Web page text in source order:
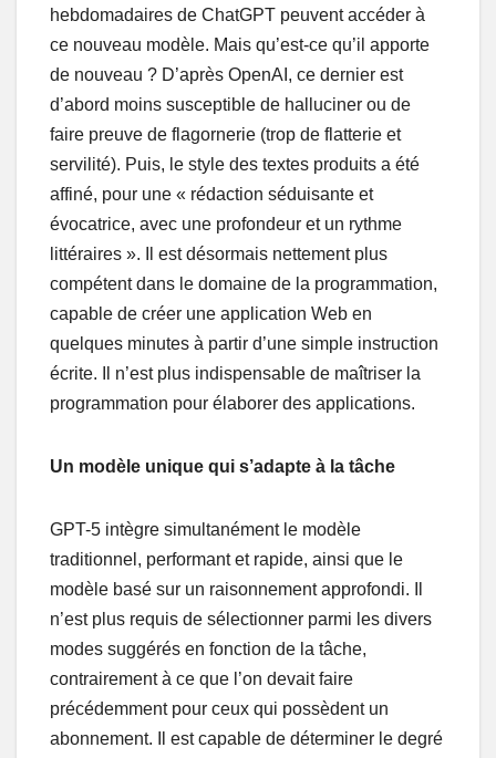
hebdomadaires de ChatGPT peuvent accéder à
ce nouveau modèle. Mais qu’est-ce qu’il apporte
de nouveau ? D’après OpenAI, ce dernier est
d’abord moins susceptible de halluciner ou de
faire preuve de flagornerie (trop de flatterie et
servilité). Puis, le style des textes produits a été
affiné, pour une « rédaction séduisante et
évocatrice, avec une profondeur et un rythme
littéraires ». Il est désormais nettement plus
compétent dans le domaine de la programmation,
capable de créer une application Web en
quelques minutes à partir d’une simple instruction
écrite. Il n’est plus indispensable de maîtriser la
programmation pour élaborer des applications.
Un modèle unique qui s’adapte à la tâche
GPT-5 intègre simultanément le modèle
traditionnel, performant et rapide, ainsi que le
modèle basé sur un raisonnement approfondi. Il
n’est plus requis de sélectionner parmi les divers
modes suggérés en fonction de la tâche,
contrairement à ce que l’on devait faire
précédemment pour ceux qui possèdent un
abonnement. Il est capable de déterminer le degré